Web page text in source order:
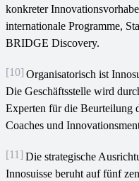
konkreter
internationale Programme,
BRIDGE Discovery.
[10] Organisatorisch ist
Die Geschäftsstelle wird
Experten für die Beurteilung
Coaches und
[11] Die strategische
Innosuisse beruht auf fünf